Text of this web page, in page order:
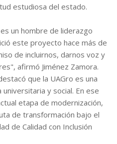
estudiosa del estado.
un hombre de liderazgo
este proyecto hace más de
de incluirnos, darnos voz y
afirmó Jiménez Zamora.
que la UAGro es una
y social. En ese
etapa de modernización,
de transformación bajo el
de Calidad con Inclusión